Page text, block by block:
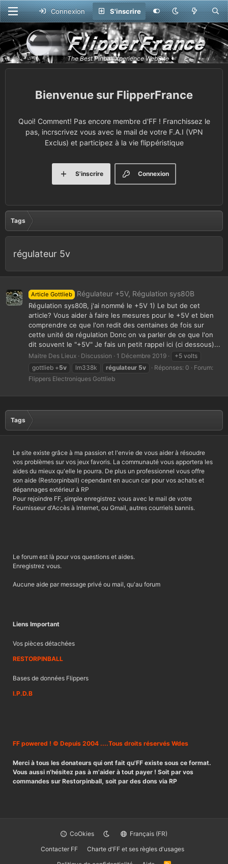
Connexion S'inscrire
FlipperFrance
Quoi! Comment! Pas encore membre d'FF ! Franchissez le
pas, incrscrivez vous avec le mail de votre F.A.I (VPN
Exclus) et participez à la vie flippéristique
Connexion
S'inscrire
Tags
régulateur 5v
Article Gottlieb Régulateur +5V, Régulation sys80B
Régulation sys80B, j'ai nommé le +5V 1) Le but de cet
article? Vous aider à faire les mesures pour le +5V et bien
comprendre ce que l'on redit des centaines de fois sur
cette unité de régulation Donc on va parler de ce que l'on
dit souvent le "+5V" Je fais un petit rappel ici (ci dessous)...
Maitre Des Lieux Discussion 1 Décembre 2019
+5 volts
gottlieb +5v lm338k régulateur 5v Réponses: 0
Forum:
Flippers Electroniques Gottlieb
Tags
Le site existe grâce à ma passion et l'envie de vous aider à résoudre
vos problèmes sur vos jeux favoris. La communauté vous apportera les
aides du mieux qu'elle le pourra. De plus un professionnel vous offre
son aide (Restorpinball) cependant en aucun car pour vos achats et
dépannages extérieur à RP
Pour rejoindre FF, simple enregistrez vous avec le mail de votre
Fournisseur d'Accès à Internet, ou Gmail, autres courriels bannis.
Le forum est là pour vos questions et aides.
Enregistrez vous.
Aucune aide par message privé ou mail, qu'au forum
Liens Important
Vos pièces détachées
RESTORPINBALL
Bases de données Flippers
I.P.D.B
FF powered ! © Depuis 2004 ....Tous droits réservés Wdes
Merci à tous les donateurs qui ont fait qu'FF existe sous ce format.
Vous aussi n'hésitez pas à m'aider à tout payer ! Soit par vos
commandes sur Restorpinball, soit par des dons via RP
CoOkies
Français (FR)
Contacter FF
Charte d'FF et ses règles d'usages